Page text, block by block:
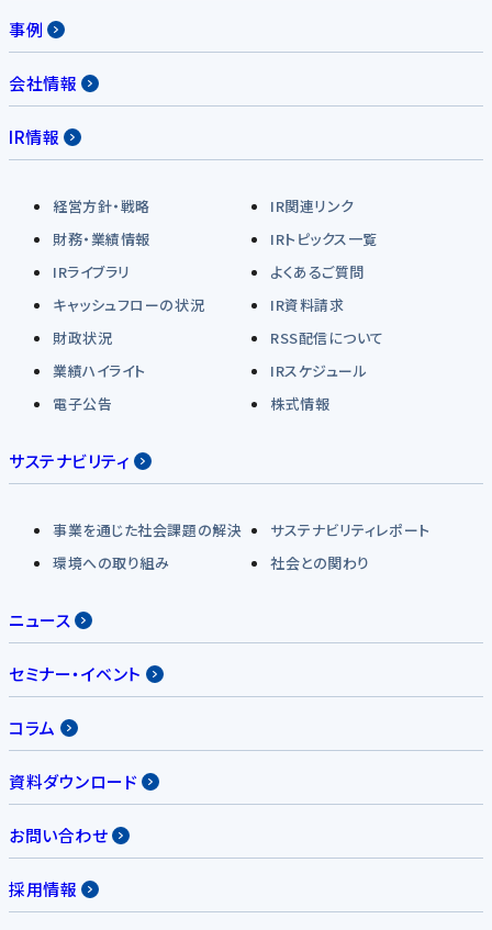
事例
会社情報
IR情報
経営方針・戦略
IR関連リンク
財務・業績情報
IRトピックス一覧
IRライブラリ
よくあるご質問
キャッシュフローの状況
IR資料請求
財政状況
RSS配信について
業績ハイライト
IRスケジュール
電子公告
株式情報
サステナビリティ
事業を通じた社会課題の解決
サステナビリティレポート
環境への取り組み
社会との関わり
ニュース
セミナー・イベント
コラム
資料ダウンロード
お問い合わせ
採用情報